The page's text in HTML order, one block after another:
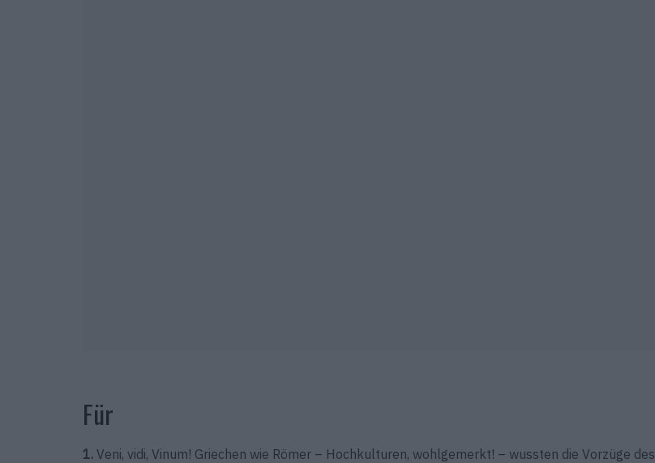
Für
1. Veni, vidi, Vinum! Griechen wie Römer – Hochkulturen, wohl­gemerkt! – wussten die Vorzüge des